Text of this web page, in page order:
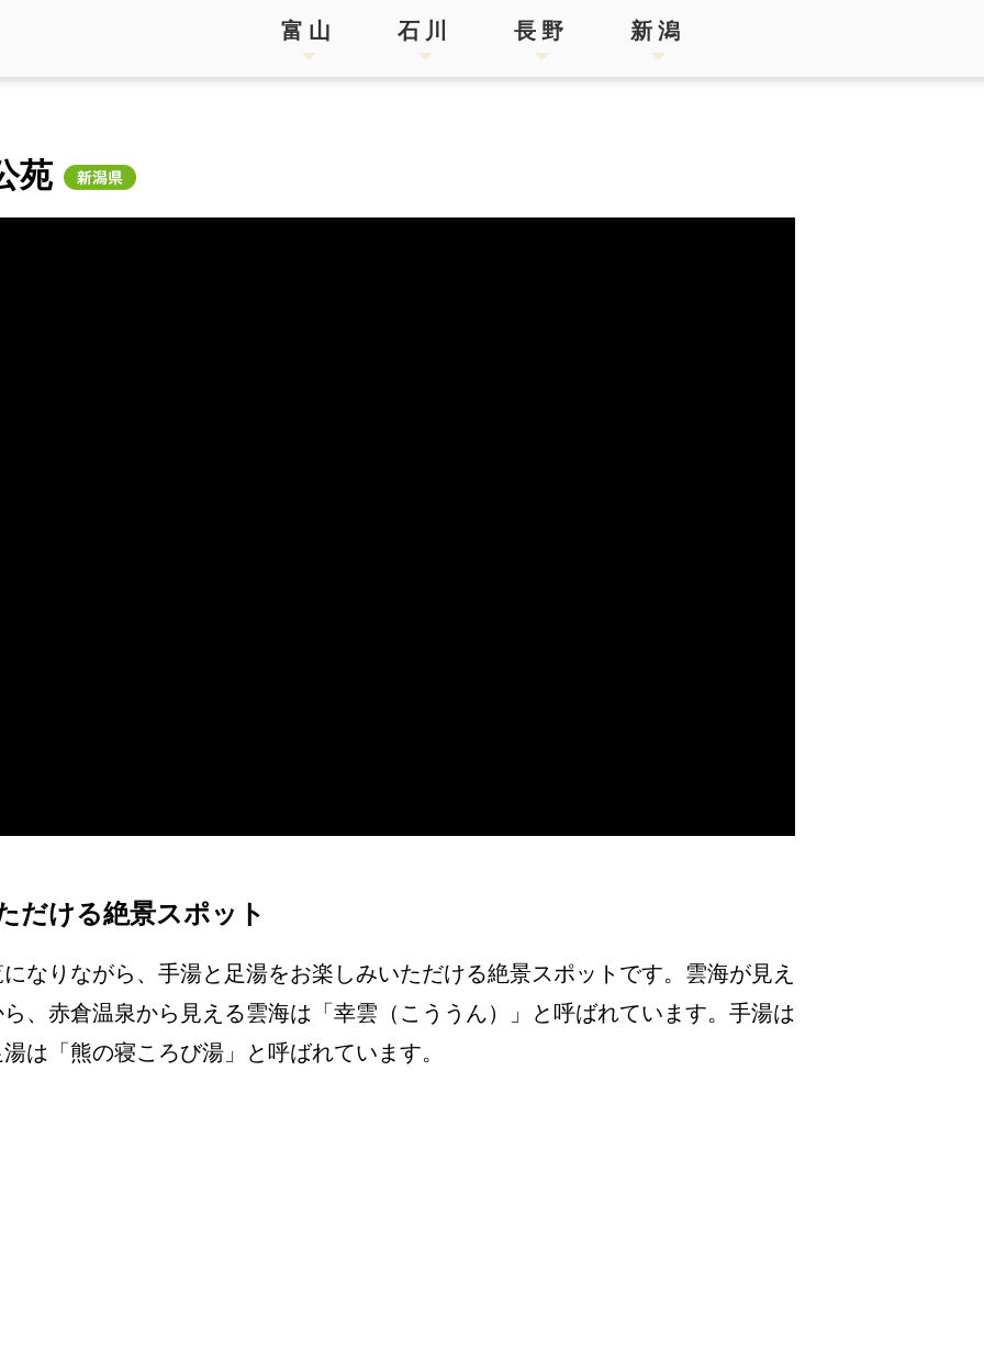
富山 石川 長野 新潟
苑
だける絶景スポット
なりながら、手湯と足湯をお楽しみいただける絶景スポットです。雲海が見え
、赤倉温泉から見える雲海は「幸雲（こううん）」と呼ばれています。手湯は
は「熊の寝ころび湯」と呼ばれています。